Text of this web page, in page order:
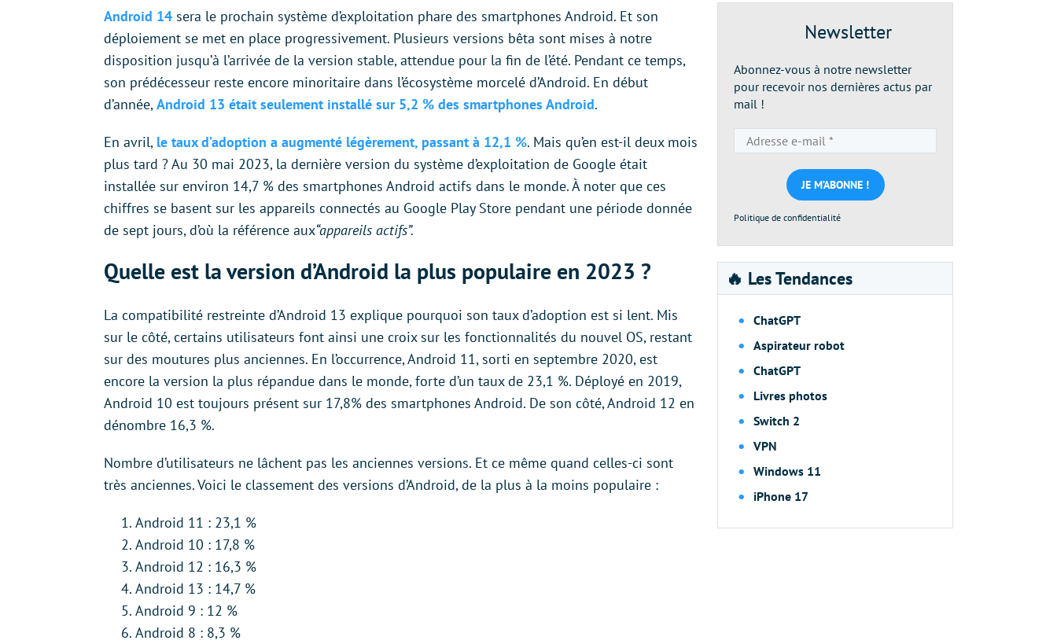
Android 14 sera le prochain système d’exploitation phare des smartphones Android. Et son
déploiement se met en place progressivement. Plusieurs versions bêta sont mises à notre
disposition jusqu’à l’arrivée de la version stable, attendue pour la fin de l’été. Pendant ce temps,
son prédécesseur reste encore minoritaire dans l’écosystème morcelé d’Android. En début
d’année,Android 13 était seulement installé sur 5,2 % des smartphones Android.
En avril, le taux d’adoption a augmenté légèrement, passant à 12,1 %. Mais qu’en est-il deux mois
plus tard ? Au 30 mai 2023, la dernière version du système d’exploitation de Google était
installée sur environ 14,7 % des smartphones Android actifs dans le monde. À noter que ces
chiffres se basent sur les appareils connectés au Google Play Store pendant une période donnée
de sept jours, d’où la référence aux“appareils actifs”.
Quelle est la version d’Android la plus populaire en 2023 ?
La compatibilité restreinte d’Android 13 explique pourquoi son taux d’adoption est si lent. Mis
sur le côté, certains utilisateurs font ainsi une croix sur les fonctionnalités du nouvel OS, restant
sur des moutures plus anciennes. En l’occurrence, Android 11, sorti en septembre 2020, est
encore la version la plus répandue dans le monde, forte d’un taux de 23,1 %. Déployé en 2019,
Android 10 est toujours présent sur 17,8% des smartphones Android. De son côté, Android 12 en
dénombre 16,3 %.
Nombre d’utilisateurs ne lâchent pas les anciennes versions. Et ce même quand celles-ci sont
très anciennes. Voici le classement des versions d’Android, de la plus à la moins populaire :
Android 11 : 23,1 %
Android 10 : 17,8 %
Android 12 : 16,3 %
Android 13 : 14,7 %
Android 9 : 12 %
Android 8 : 8,3 %
Newsletter
Abonnez-vous à notre newsletter
pour recevoir nos dernières actus par
mail !
e-
mail
*
Politique de confidentialité
🔥 Les Tendances
ChatGPT
Aspirateur robot
ChatGPT
Livres photos
Switch 2
VPN
Windows 11
iPhone 17